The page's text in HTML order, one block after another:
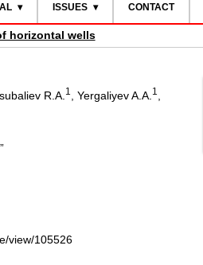
ISSUES CONTACT
horizontal wells
R.A. 1 Yergaliyev A.A. 1
view/105526